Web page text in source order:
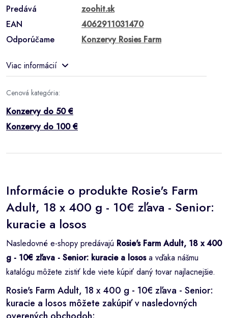
Predává
zoohit.sk
EAN
4062911031470
Odporúčame
Konzervy Rosies Farm
Viac informácií
Cenová kategória:
Konzervy do 50 €
Konzervy do 100 €
Informácie o produkte Rosie's Farm
Adult, 18 x 400 g - 10€ zľava - Senior:
kuracie a losos
Nasledovné e-shopy predávajú Rosie's Farm Adult, 18 x 400
g - 10€ zľava - Senior: kuracie a lososa vďaka nášmu
katalógu môžete zistiť kde viete kúpiť daný tovar najlacnejšie.
Rosie's Farm Adult, 18 x 400 g - 10€ zľava - Senior:
kuracie a losos môžete zakúpiť v nasledovných